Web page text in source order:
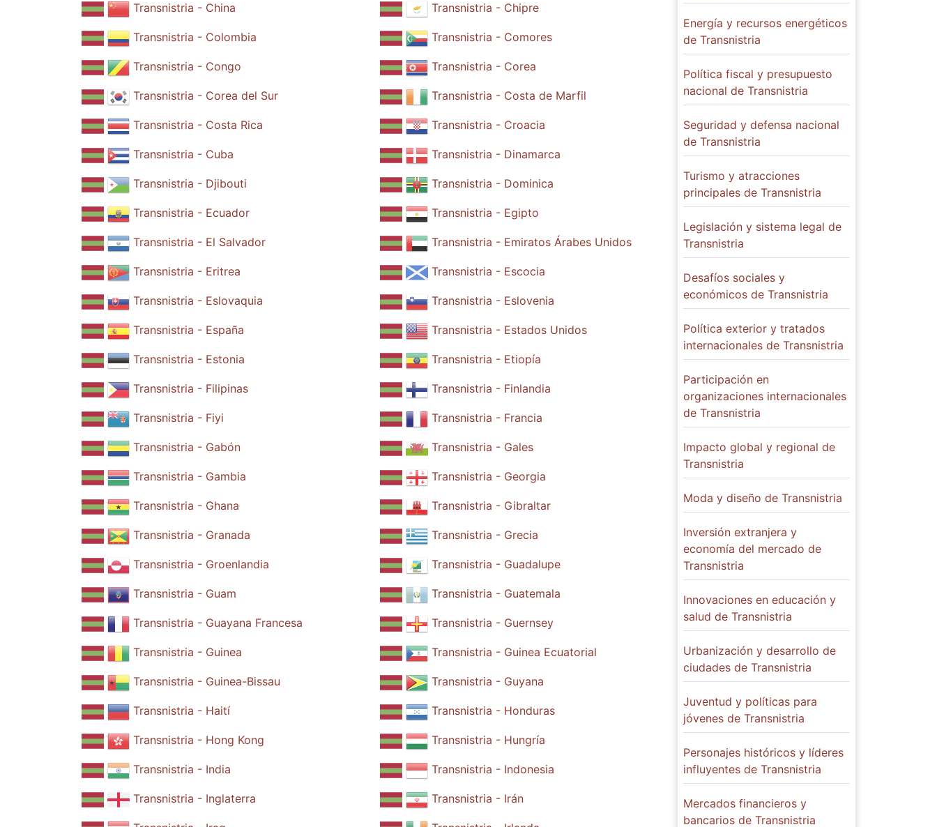
Transnistria - China Transnistria - Chipre
Transnistria - Colombia Transnistria - Comores
Transnistria - Congo Transnistria - Corea
Transnistria - Corea del Sur Transnistria - Costa de Marfil
Transnistria - Costa Rica Transnistria - Croacia
Transnistria - Cuba Transnistria - Dinamarca
Transnistria - Djibouti Transnistria - Dominica
Transnistria - Ecuador Transnistria - Egipto
Transnistria - El Salvador Transnistria - Emiratos Árabes Unidos
Transnistria - Eritrea Transnistria - Escocia
Transnistria - Eslovaquia Transnistria - Eslovenia
Transnistria - España Transnistria - Estados Unidos
Transnistria - Estonia Transnistria - Etiopía
Transnistria - Filipinas Transnistria - Finlandia
Transnistria - Fiyi Transnistria - Francia
Transnistria - Gabón Transnistria - Gales
Transnistria - Gambia Transnistria - Georgia
Transnistria - Ghana Transnistria - Gibraltar
Transnistria - Granada Transnistria - Grecia
Transnistria - Groenlandia Transnistria - Guadalupe
Transnistria - Guam Transnistria - Guatemala
Transnistria - Guayana Francesa Transnistria - Guernsey
Transnistria - Guinea Transnistria - Guinea Ecuatorial
Transnistria - Guinea-Bissau Transnistria - Guyana
Transnistria - Haití Transnistria - Honduras
Transnistria - Hong Kong Transnistria - Hungría
Transnistria - India Transnistria - Indonesia
Transnistria - Inglaterra Transnistria - Irán
Energía y recursos energéticos
de Transnistria
Política fiscal y presupuesto
nacional de Transnistria
Seguridad y defensa nacional
de Transnistria
Turismo y atracciones
principales de Transnistria
Legislación y sistema legal de
Transnistria
Desafíos sociales y
económicos de Transnistria
Política exterior y tratados
internacionales de Transnistria
Participación en
organizaciones internacionales
de Transnistria
Impacto global y regional de
Transnistria
Moda y diseño de Transnistria
Inversión extranjera y
economía del mercado de
Transnistria
Innovaciones en educación y
salud de Transnistria
Urbanización y desarrollo de
ciudades de Transnistria
Juventud y políticas para
jóvenes de Transnistria
Personajes históricos y líderes
influyentes de Transnistria
Mercados financieros y
bancarios de Transnistria